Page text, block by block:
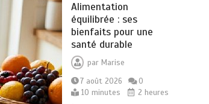
Alimentation
équilibrée : ses
bienfaits pour une
santé durable
parMarise
7 août 2026
0
10 minutes
2 heures